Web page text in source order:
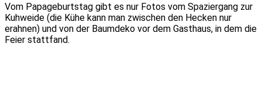
Vom Papageburtstag gibt es nur Fotos vom Spaziergang zur
Kuhweide (die Kühe kann man zwischen den Hecken nur
erahnen) und von der Baumdeko vor dem Gasthaus, in dem die
Feier stattfand.